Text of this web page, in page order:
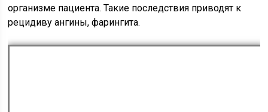
организме пациента. Такие последствия приводят к
рецидиву ангины, фарингита.